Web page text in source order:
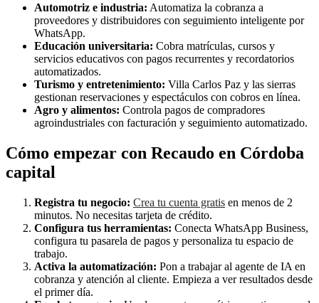
Automotriz e industria: Automatiza la cobranza a
proveedores y distribuidores con seguimiento inteligente por
WhatsApp.
Educación universitaria: Cobra matrículas, cursos y
servicios educativos con pagos recurrentes y recordatorios
automatizados.
Turismo y entretenimiento: Villa Carlos Paz y las sierras
gestionan reservaciones y espectáculos con cobros en línea.
Agro y alimentos: Controla pagos de compradores
agroindustriales con facturación y seguimiento automatizado.
Cómo empezar con Recaudo en Córdoba
capital
Registra tu negocio: Crea tu cuenta gratis en menos de 2
minutos. No necesitas tarjeta de crédito.
Configura tus herramientas: Conecta WhatsApp Business,
configura tu pasarela de pagos y personaliza tu espacio de
trabajo.
Activa la automatización: Pon a trabajar al agente de IA en
cobranza y atención al cliente. Empieza a ver resultados desde
el primer día.